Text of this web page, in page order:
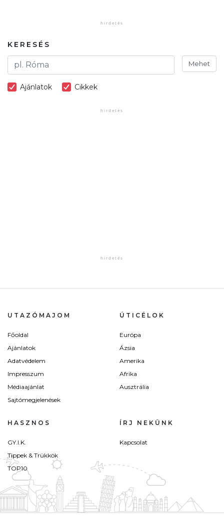
KERESÉS
Mehet
Ajánlatok Cikkek
UTAZÓMAJOM
Főoldal
Ajánlatok
Adatvédelem
Impresszum
Médiaajánlat
Sajtómegjelenések
ÚTICÉLOK
Európa
Ázsia
Amerika
Afrika
Ausztrália
HASZNOS
GY.I.K.
Tippek & Trükkök
TOP10
ÍRJ NEKÜNK
Kapcsolat